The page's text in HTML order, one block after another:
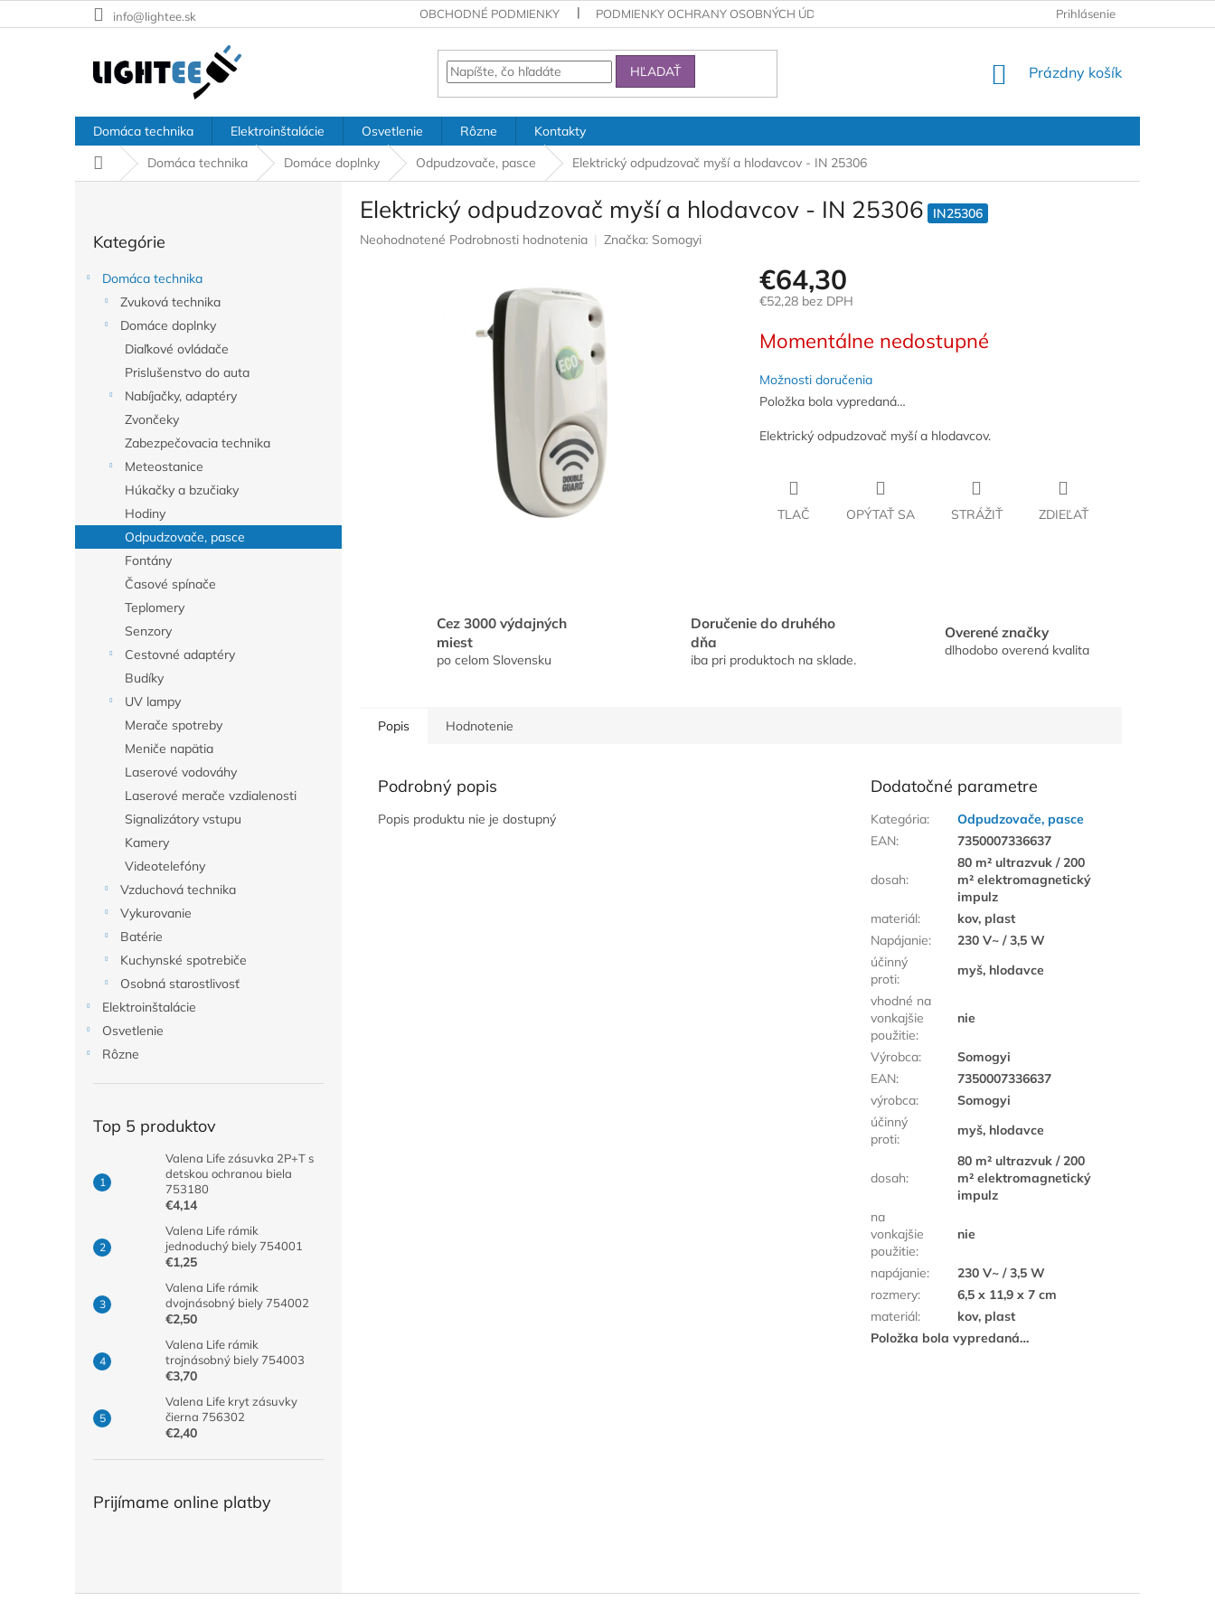
na
info@lightee.sk OBCHODNÉ PODMIENKY PODMIENKY OCHRANY OSOBNÝCH ÚDAJOV Prihlásenie
HĽADAŤ
NÁKUPNÝ
Prázdny košík
Domáca technika Elektroinštalácie Osvetlenie Rôzne
Kontakty
DomovDomáca technika Domáce doplnky Odpudzovače, pasce Elektrický odpudzovač myší a hlodavcov - IN 25306
kategórie
Kategórie
Domáca technika
Zvuková technika
Domáce doplnky
Diaľkové ovládače
Prislušenstvo do auta
Nabíjačky, adaptéry
Zvončeky
Zabezpečovacia technika
Meteostanice
Húkačky a bzučiaky
Hodiny
Odpudzovače, pasce
Fontány
Časové spínače
Teplomery
Senzory
Cestovné adaptéry
Budíky
UV lampy
Merače spotreby
Meniče napätia
Laserové vodováhy
Laserové merače vzdialenosti
Signalizátory vstupu
Kamery
Videotelefóny
Vzduchová technika
Vykurovanie
Batérie
Kuchynské spotrebiče
Osobná starostlivosť
Elektroinštalácie
Osvetlenie
Rôzne
Top 5 produktov
Valena Life zásuvka 2P+T s
detskou ochranou biela
753180
€4,14
Valena Life rámik
jednoduchý biely 754001
€1,25
Valena Life rámik
dvojnásobný biely 754002
€2,50
Valena Life rámik
trojnásobný biely 754003
€3,70
Valena Life kryt zásuvky
čierna 756302
€2,40
Prijímame online platby
Elektrický odpudzovač myší a hlodavcov - IN 25306
IN25306
Priemerné
Neohodnotené Podrobnosti hodnotenia Značka: Somogyi
€64,30
€52,28 bez DPH
cena:
Momentálne nedostupné
Možnosti doručenia
Položka bola vypredaná…
Elektrický odpudzovač myší a hlodavcov.
TLAČ OPÝTAŤ SA STRÁŽIŤ ZDIEĽAŤ
Cez 3000 výdajných
miest
po celom Slovensku
Doručenie do druhého
dňa
iba pri produktoch na sklade.
Overené značky
dlhodobo overená kvalita
Popis Hodnotenie
Podrobný popis
Popis produktu nie je dostupný
Dodatočné parametre
Kategória:
Odpudzovače, pasce
EAN: 7350007336637
dosah:
80 m² ultrazvuk / 200
m² elektromagnetický
impulz
materiál:
kov, plast
Napájanie:
230 V~ / 3,5 W
účinný
proti:
myš, hlodavce
vhodné na
vonkajšie
použitie:
nie
Výrobca:
Somogyi
EAN:
7350007336637
výrobca:
Somogyi
účinný
proti:
myš, hlodavce
dosah:
80 m² ultrazvuk / 200
m² elektromagnetický
impulz
na
vonkajšie
použitie:
nie
napájanie:
230 V~ / 3,5 W
rozmery:
6,5 x 11,9 x 7 cm
materiál:
kov, plast
Položka bola vypredaná…